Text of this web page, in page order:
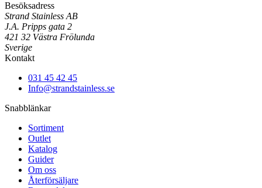
Besöksadress
Strand Stainless AB
J.A. Pripps gata 2
421 32 Västra Frölunda
Sverige
Kontakt
031 45 42 45
Info@strandstainless.se
Snabblänkar
Sortiment
Outlet
Katalog
Guider
Om oss
Återförsäljare